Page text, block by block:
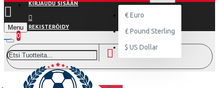
KIRJAUDU SISÄÄN
REKISTERÖIDY
€ Euro
£ Pound Sterling
$ US Dollar
Menu
0